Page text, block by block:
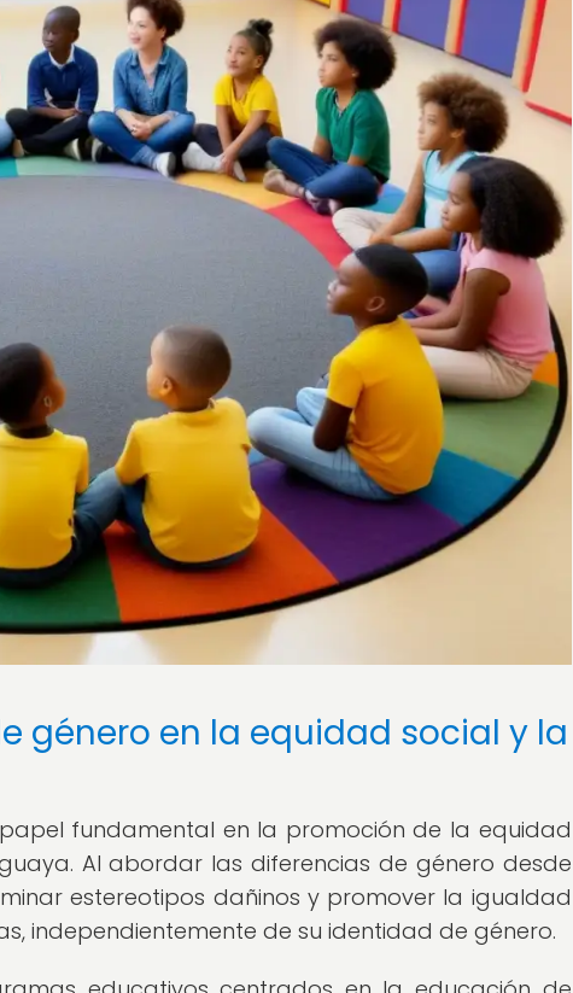
género en la equidad social y la
fundamental en la promoción de la equidad
Al abordar las diferencias de género desde
estereotipos dañinos y promover la igualdad
independientemente de su identidad de género.